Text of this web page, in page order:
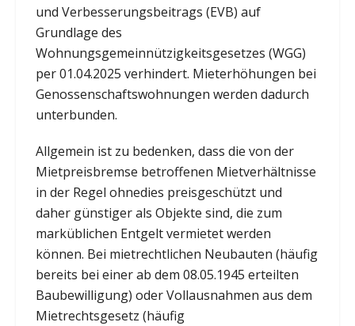
und Verbesserungsbeitrags (EVB) auf
Grundlage des
Wohnungsgemeinnützigkeitsgesetzes (WGG)
per 01.04.2025 verhindert. Mieterhöhungen bei
Genossenschaftswohnungen werden dadurch
unterbunden.
Allgemein ist zu bedenken, dass die von der
Mietpreisbremse betroffenen Mietverhältnisse
in der Regel ohnedies preisgeschützt und
daher günstiger als Objekte sind, die zum
marküblichen Entgelt vermietet werden
können. Bei mietrechtlichen Neubauten (häufig
bereits bei einer ab dem 08.05.1945 erteilten
Baubewilligung) oder Vollausnahmen aus dem
Mietrechtsgesetz (häufig